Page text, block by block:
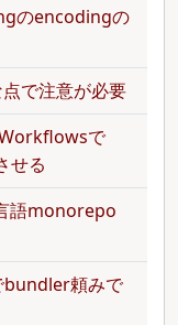
のencodingの
で注意が必要
で
せる
語monorepo
頼みで